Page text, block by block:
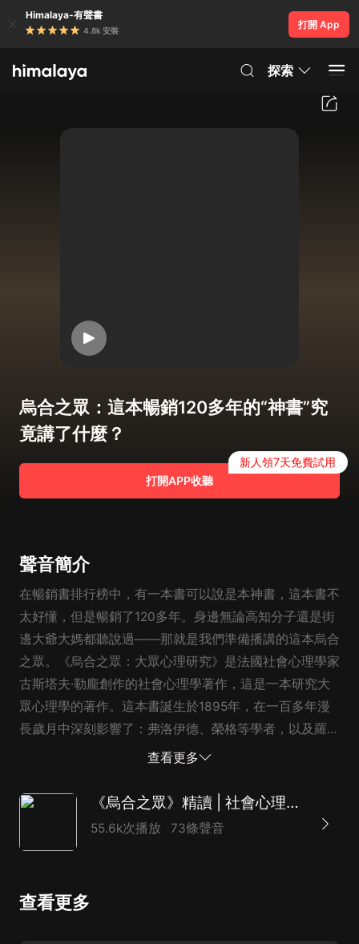
Himalaya-有聲書
4.8k 安裝
打開 App
探索
烏合之眾：這本暢銷120多年的“神書”究
竟講了什麼？
打開APP收聽
新人領7天免費試用
聲音簡介
在暢銷書排行榜中，有一本書可以說是本神書，這本書不
太好懂，但是暢銷了120多年。身邊無論高知分子還是街
邊大爺大媽都聽說過——那就是我們準備播講的這本烏合
之眾。《烏合之眾：大眾心理研究》是法國社會心理學家
古斯塔夫·勒龐創作的社會心理學著作，這是一本研究大
眾心理學的著作。這本書誕生於1895年，在一百多年漫
長歲月中深刻影響了：弗洛伊德、榮格等學者，以及羅斯
福、丘吉爾、戴高樂等政治人物。直到今天他仍然保持著
版社聯合推出了“改變世界的20本書”，其中就有《烏合之
眾》。截止2013年，《烏合之眾》已被翻譯成近20種語
不算嚴謹，比如說婦女是没有進化好的物種，拉丁美洲人
查看更多
《烏合之眾》精讀 | 社會心理學暢銷榜TOP1（全新修訂版）
55.6k次播放 73條聲音
查看更多